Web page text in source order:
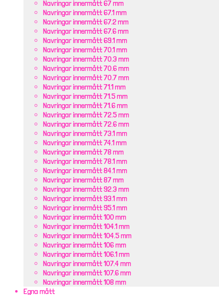
Navringar innermått 67 mm
Navringar innermått 67.1 mm
Navringar innermått 67.2 mm
Navringar innermått 67.6 mm
Navringar innermått 69.1 mm
Navringar innermått 70.1 mm
Navringar innermått 70.3 mm
Navringar innermått 70.6 mm
Navringar innermått 70.7 mm
Navringar innermått 71.1 mm
Navringar innermått 71.5 mm
Navringar innermått 71.6 mm
Navringar innermått 72.5 mm
Navringar innermått 72.6 mm
Navringar innermått 73.1 mm
Navringar innermått 74.1 mm
Navringar innermått 78 mm
Navringar innermått 78.1 mm
Navringar innermått 84.1 mm
Navringar innermått 87 mm
Navringar innermått 92.3 mm
Navringar innermått 93.1 mm
Navringar innermått 95.1 mm
Navringar innermått 100 mm
Navringar innermått 104.1 mm
Navringar innermått 104.5 mm
Navringar innermått 106 mm
Navringar innermått 106.1 mm
Navringar innermått 107.4 mm
Navringar innermått 107.6 mm
Navringar innermått 108 mm
Egna mått